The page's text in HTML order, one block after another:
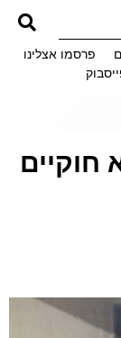
פרסמו אצלינו
לא חוקיים